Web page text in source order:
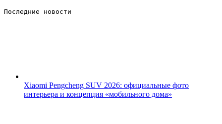
Последние новости
Xiaomi Pengcheng SUV 2026: официальные фото
интерьера и концепция «мобильного дома»